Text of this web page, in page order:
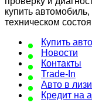
купить
техническом
Купить авто
Новости
Контакты
Trade-In
Авто в
Кредит на